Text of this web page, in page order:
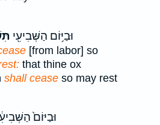
וּבַיּ֥וֹם הַשְּׁבִיעִ֖י
[from labor] so
that thine ox
shall cease so may rest
וּבַיּוֹם֙